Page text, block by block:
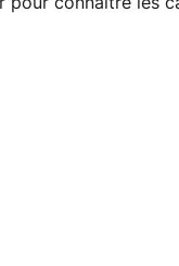
pour connaître les